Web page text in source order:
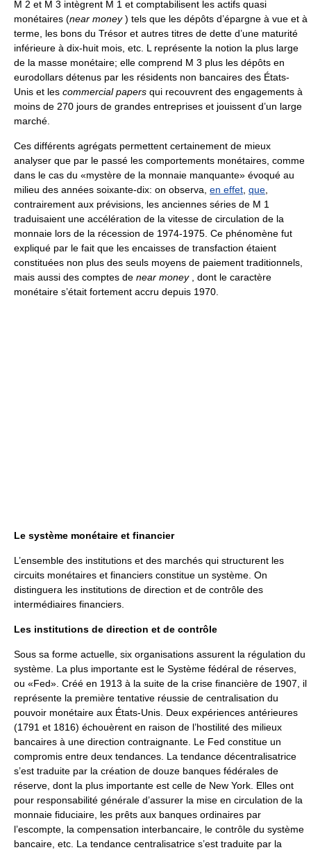
M 2 et M 3 intègrent M 1 et comptabilisent les actifs quasi
monétaires (near money) tels que les dépôts d’épargne à vue et à
terme, les bons du Trésor et autres titres de dette d’une maturité
inférieure à dix-huit mois, etc. L représente la notion la plus large
de la masse monétaire; elle comprend M 3 plus les dépôts en
eurodollars détenus par les résidents non bancaires des États-
Unis et les commercial papers qui recouvrent des engagements à
moins de 270 jours de grandes entreprises et jouissent d’un large
marché.
Ces différents agrégats permettent certainement de mieux
analyser que par le passé les comportements monétaires, comme
dans le cas du «mystère de la monnaie manquante» évoqué au
milieu des années soixante-dix: on observa, en effet que
contrairement aux prévisions, les anciennes séries de M 1
traduisaient une accélération de la vitesse de circulation de la
monnaie lors de la récession de 1974-1975. Ce phénomène fut
expliqué par le fait que les encaisses de transfaction étaient
constituées non plus des seuls moyens de paiement traditionnels,
mais aussi des comptes de near money, dont le caractère
monétaire s’était fortement accru depuis 1970.
Le système monétaire et financier
L’ensemble des institutions et des marchés qui structurent les
circuits monétaires et financiers constitue un système. On
distinguera les institutions de direction et de contrôle des
intermédiaires financiers.
Les institutions de direction et de contrôle
Sous sa forme actuelle, six organisations assurent la régulation du
système. La plus importante est le Système fédéral de réserves,
ou «Fed». Créé en 1913 à la suite de la crise financière de 1907, il
représente la première tentative réussie de centralisation du
pouvoir monétaire aux États-Unis. Deux expériences antérieures
(1791 et 1816) échouèrent en raison de l’hostilité des milieux
bancaires à une direction contraignante. Le Fed constitue un
compromis entre deux tendances. La tendance décentralisatrice
s’est traduite par la création de douze banques fédérales de
réserve, dont la plus importante est celle de New York. Elles ont
pour responsabilité générale d’assurer la mise en circulation de la
monnaie fiduciaire, les prêts aux banques ordinaires par
l’escompte, la compensation interbancaire, le contrôle du système
bancaire, etc. La tendance centralisatrice s’est traduite par la